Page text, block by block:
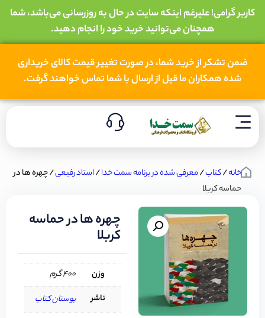
کاربر گرامی! علیرغم اینکه سایت در حال به روزرسانی می‌باشد، شما
همچنان می‌توانید خرید خود را انجام دهید.
ضمن تشکر از خرید شما، در صورت تغییر قیمت کالای خریداری
شده همکاران ما قبل از ارسال با شما تماس خواهند گرفت.
خانه/کتاب/معرفی شده در برنامه سمت خدا/استاد رفیعی/ چهره ها در
حماسه کربلا
چهره ها در حماسه
کربلا
وزن
400 گرم
ناشر
بوستان کتاب